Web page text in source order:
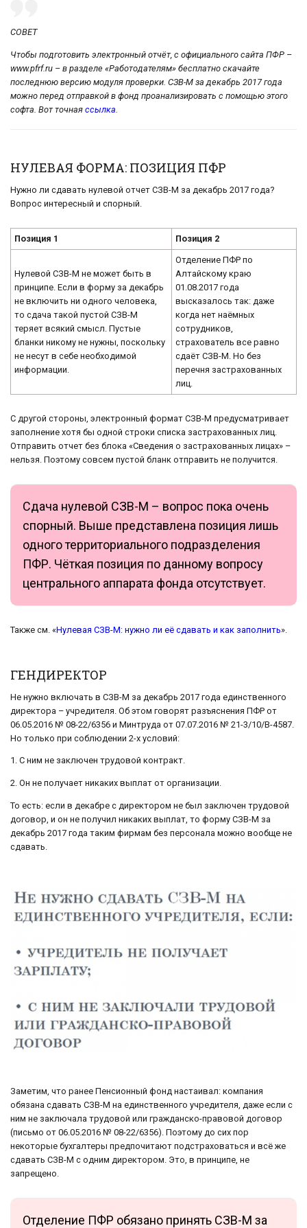
СОВЕТ
Чтобы подготовить электронный отчёт, с официального сайта ПФР –
www.pfrf.ru – в разделе «Работодателям» бесплатно скачайте
последнюю версию модуля проверки. СЗВ-М за декабрь 2017 года
можно перед отправкой в фонд проанализировать с помощью этого
софта. Вот точная ссылка
НУЛЕВАЯ ФОРМА: ПОЗИЦИЯ ПФР
Нужно ли сдавать нулевой отчет СЗВ-М за декабрь 2017 года?
Вопрос интересный и спорный.
Позиция 1 Позиция 2
Нулевой СЗВ-М не может быть в
принципе. Если в форму за декабрь
не включить ни одного человека,
то сдача такой пустой СЗВ-М
теряет всякий смысл. Пустые
бланки никому не нужны, поскольку
не несут в себе необходимой
информации.
Отделение ПФР по
Алтайскому краю
01.08.2017 года
высказалось так: даже
когда нет наёмных
сотрудников,
страхователь все равно
сдаёт СЗВ-М. Но без
перечня застрахованных
лиц.
С другой стороны, электронный формат СЗВ-М предусматривает
заполнение хотя бы одной строки списка застрахованных лиц.
Отправить отчет без блока «Сведения о застрахованных лицах» –
нельзя. Поэтому совсем пустой бланк отправить не получится.
Сдача нулевой СЗВ-М – вопрос пока очень
спорный. Выше представлена позиция лишь
одного территориального подразделения
ПФР. Чёткая позиция по данному вопросу
центрального аппарата фонда отсутствует.
Также см. «Нулевая СЗВ-М: нужно ли её сдавать и как заполнить».
ГЕНДИРЕКТОР
Не нужно включать в СЗВ-М за декабрь 2017 года единственного
директора – учредителя. Об этом говорят разъяснения ПФР от
06.05.2016 № 08-22/6356 и Минтруда от 07.07.2016 № 21-3/10/В-4587.
Но только при соблюдении 2-х условий:
1. С ним не заключен трудовой контракт.
2. Он не получает никаких выплат от организации.
То есть: если в декабре с директором не был заключен трудовой
договор, и он не получил никаких выплат, то форму СЗВ-М за
декабрь 2017 года таким фирмам без персонала можно вообще не
сдавать.
Заметим, что ранее Пенсионный фонд настаивал: компания
обязана сдавать СЗВ-М на единственного учредителя, даже если с
ним не заключала трудовой или гражданско-правовой договор
(письмо от 06.05.2016 № 08-22/6356). Поэтому до сих пор
некоторые бухгалтеры предпочитают подстраховаться и всё же
сдавать СЗВ-М с одним директором. Это, в принципе, не
запрещено.
Отделение ПФР обязано принять СЗВ-М за